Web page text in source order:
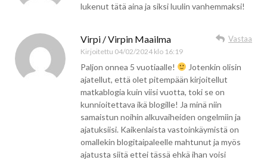
lukenut tätä aina ja siksi luulin vanhemmaksi!
Virpi / Virpin Maailma
Kirjoitettu 04/02/2024 klo 16:19
Vastaa
Paljon onnea 5 vuotiaalle!
Jotenkin olisin
ajatellut, että olet pitempään kirjoitellut
matkablogia kuin viisi vuotta, toki se on
kunnioitettava ikä blogille! Ja minä niin
samaistun noihin alkuvaiheiden ongelmiin ja
ajatuksiisi. Kaikenlaista vastoinkäymistä on
omallekin blogitaipaleelle mahtunut ja myös
ajatusta siitä ettei tässä ehkä ihan voisi